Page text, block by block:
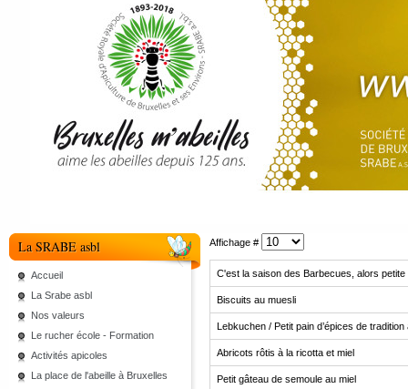
La SRABE asbl
Accueil
La Srabe asbl
Nos valeurs
Le rucher école - Formation
Activités apicoles
La place de l'abeille à Bruxelles
Affichage #
C'est la saison des Barbecues, alors
Biscuits au muesli
Lebkuchen / Petit pain d’épices de tradition
Abricots rôtis à la ricotta et miel
Petit gâteau de semoule au miel